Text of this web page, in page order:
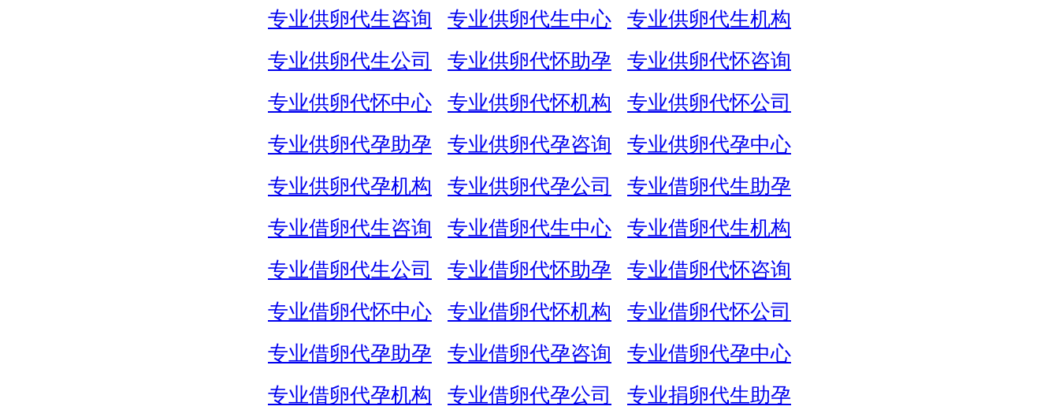
专业供卵代生咨询
专业供卵代生中心
专业供卵代生机构
专业供卵代生公司
专业供卵代怀助孕
专业供卵代怀咨询
专业供卵代怀中心
专业供卵代怀机构
专业供卵代怀公司
专业供卵代孕助孕
专业供卵代孕咨询
专业供卵代孕中心
专业供卵代孕机构
专业供卵代孕公司
专业借卵代生助孕
专业借卵代生咨询
专业借卵代生中心
专业借卵代生机构
专业借卵代生公司
专业借卵代怀助孕
专业借卵代怀咨询
专业借卵代怀中心
专业借卵代怀机构
专业借卵代怀公司
专业借卵代孕助孕
专业借卵代孕咨询
专业借卵代孕中心
专业借卵代孕机构
专业借卵代孕公司
专业捐卵代生助孕